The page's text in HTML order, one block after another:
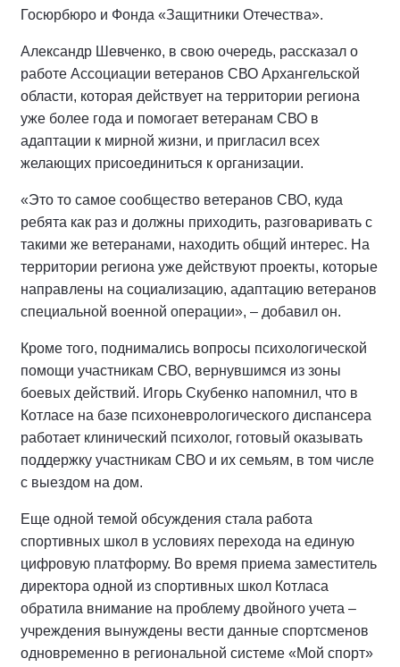
Госюрбюро и Фонда «Защитники Отечества».
Александр Шевченко, в свою очередь, рассказал о
работе Ассоциации ветеранов СВО Архангельской
области, которая действует на территории региона
уже более года и помогает ветеранам СВО в
адаптации к мирной жизни, и пригласил всех
желающих присоединиться к организации.
«Это то самое сообщество ветеранов СВО, куда
ребята как раз и должны приходить, разговаривать с
такими же ветеранами, находить общий интерес. На
территории региона уже действуют проекты, которые
направлены на социализацию, адаптацию ветеранов
специальной военной операции», – добавил он.
Кроме того, поднимались вопросы психологической
помощи участникам СВО, вернувшимся из зоны
боевых действий. Игорь Скубенко напомнил, что в
Котласе на базе психоневрологического диспансера
работает клинический психолог, готовый оказывать
поддержку участникам СВО и их семьям, в том числе
с выездом на дом.
Еще одной темой обсуждения стала работа
спортивных школ в условиях перехода на единую
цифровую платформу. Во время приема заместитель
директора одной из спортивных школ Котласа
обратила внимание на проблему двойного учета –
учреждения вынуждены вести данные спортсменов
одновременно в региональной системе «Мой спорт»